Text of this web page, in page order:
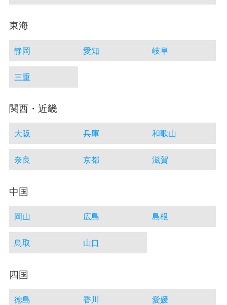
東海
静岡 愛知 岐阜
三重
関西・近畿
大阪 兵庫 和歌山
奈良 京都 滋賀
中国
岡山 広島 島根
鳥取 山口
四国
徳島 香川 愛媛